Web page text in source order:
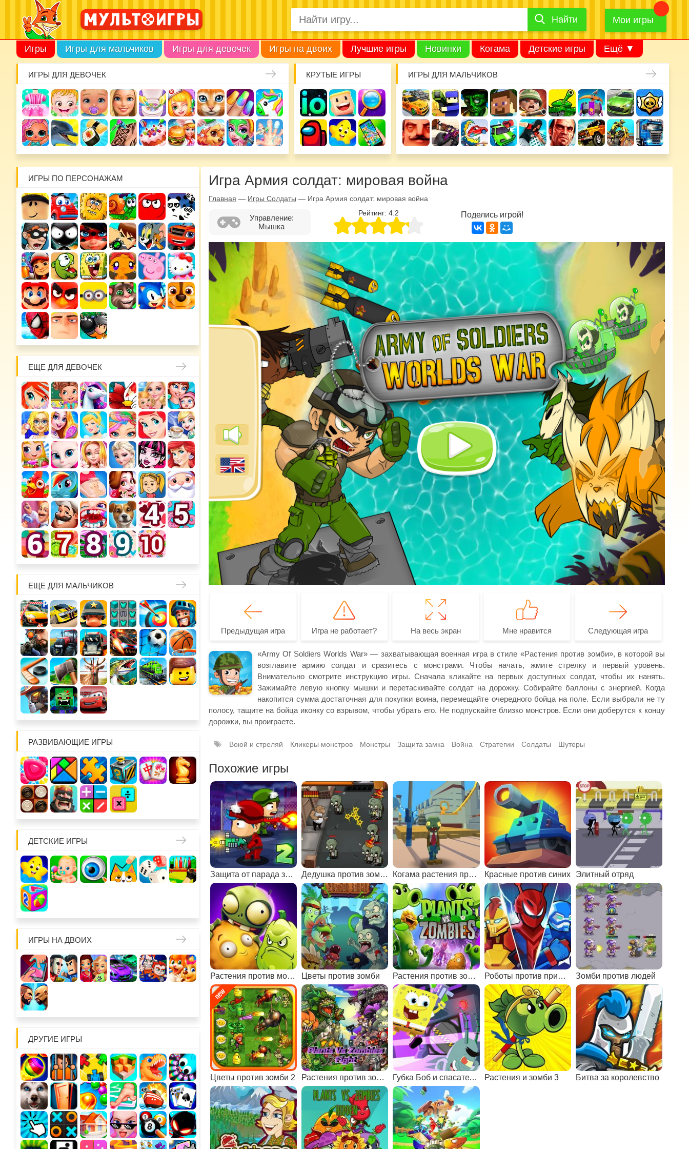
Найти
Найти Мои игры
Игры Игры для мальчиков Игры для девочек Игры на двоих Лучшие игры Новинки Когама Детские игры Ещё ▼
ИГРЫ ДЛЯ ДЕВОЧЕК КРУТЫЕ ИГРЫ ИГРЫ ДЛЯ МАЛЬЧИКОВ
ИГРЫ ПО ПЕРСОНАЖАМ
ЕЩЕ ДЛЯ ДЕВОЧЕК
ЕЩЕ ДЛЯ МАЛЬЧИКОВ
РАЗВИВАЮЩИЕ ИГРЫ
ДЕТСКИЕ ИГРЫ
ИГРЫ НА ДВОИХ
ДРУГИЕ ИГРЫ
Игра Армия солдат: мировая война
Главная — Игры Солдаты — Игра Армия солдат: мировая война
Управление:
Мышка
Рейтинг: 4.2 Поделись игрой!
Предыдущая игра Игра не работает? На весь экран Мне нравится Следующая игра
«Army Of Soldiers Worlds War» — захватывающая военная игра в стиле «Растения против зомби», в которой вы
возглавите армию солдат и сразитесь с монстрами. Чтобы начать, жмите стрелку и первый уровень.
Внимательно смотрите инструкцию игры. Сначала кликайте на первых доступных солдат, чтобы их нанять.
Зажимайте левую кнопку мышки и перетаскивайте солдат на дорожку. Собирайте баллоны с энергией. Когда
накопится сумма достаточная для покупки воина, перемещайте очередного бойца на поле. Если выбрали не ту
полосу, тащите на бойца иконку со взрывом, чтобы убрать его. Не подпускайте близко монстров. Если они доберутся к концу
дорожки, вы проиграете.
Воюй и стреляй Кликеры монстров Монстры Защита замка Война Стратегии Солдаты Шутеры
Похожие игры
Защита от парада зомби 2 Дедушка против зомби Когама растения против зомби Красные против синих Элитный отряд
Растения против монстров Цветы против зомби Растения против зомби 3 Роботы против пришельцев Зомби против людей
Цветы против зомби 2 Растения против зомби: тренировка памяти Губка Боб и спасатели слизи Растения и зомби 3 Битва за королевство